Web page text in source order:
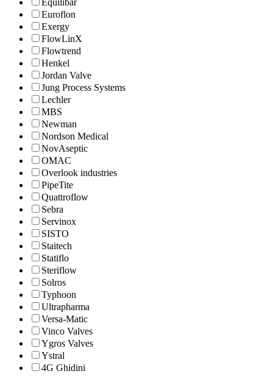
Euroflon
Exergy
FlowLinX
Flowtrend
Henkel
Jordan Valve
Jung Process Systems
Lechler
MBS
Newman
Nordson Medical
NovAseptic
OMAC
Overlook industries
PipeTite
Quattroflow
Sebra
Servinox
SISTO
Staitech
Statiflo
Steriflow
Solros
Typhoon
Ultrapharma
Versa-Matic
Vinco Valves
Ygros Valves
Ystral
4G Ghidini